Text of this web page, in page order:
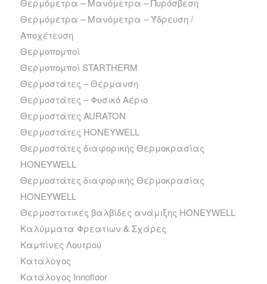
Θερμόμετρα – Μανόμετρα – Ύδρευση /
Αποχέτευση
Θερμοπομποί
Θερμοπομποί STARTHERM
Θερμοστάτες – Θέρμανση
Θερμοστάτες – Φυσικό Αέριο
Θερμοστάτες AURATON
Θερμοστάτες HONEYWELL
Θερμοστάτες διαφορικής Θερμοκρασίας
HONEYWELL
Θερμοστάτες διαφορικής Θερμοκρασίας
HONEYWELL
Θερμοστατικές βαλβίδες ανάμιξης HONEYWELL
Καλύμματα Φρεατίων & Σχάρες
Καμπίνες Λουτρού
Κατάλογος
Κατάλογος Innofloor